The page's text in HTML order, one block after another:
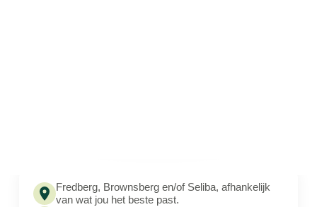
Fredberg, Brownsberg en/of Seliba, afhankelijk
van wat jou het beste past.